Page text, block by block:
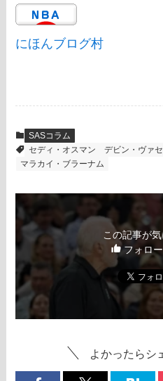
にほんブログ村
SASコラム
セディ・オスマン
デビン・ヴァ
マラカイ・ブラーナム
この記事が
フォロ
よかったらシ